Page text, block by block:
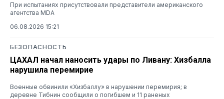
При испытаниях присутствовали представители американского
агентства MDA
06.08.2026 15:21
БЕЗОПАСНОСТЬ
ЦАХАЛ начал наносить удары по Ливану: Хизбалла
нарушила перемирие
Военные обвинили «Хизбаллу» в нарушении перемирия; в
деревне Тибнин сообщили о погибшем и 11 раненых